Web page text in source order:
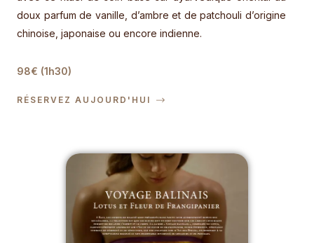
doux parfum de vanille, d’ambre et de patchouli d’origine
chinoise, japonaise ou encore indienne.
98€ (1h30)
RÉSERVEZ AUJOURD'HUI